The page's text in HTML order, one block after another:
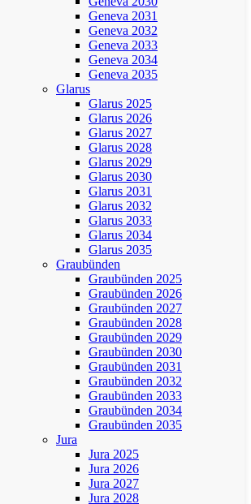
Geneva 2031
Geneva 2032
Geneva 2033
Geneva 2034
Geneva 2035
Glarus
Glarus 2025
Glarus 2026
Glarus 2027
Glarus 2028
Glarus 2029
Glarus 2030
Glarus 2031
Glarus 2032
Glarus 2033
Glarus 2034
Glarus 2035
Graubünden
Graubünden 2025
Graubünden 2026
Graubünden 2027
Graubünden 2028
Graubünden 2029
Graubünden 2030
Graubünden 2031
Graubünden 2032
Graubünden 2033
Graubünden 2034
Graubünden 2035
Jura
Jura 2025
Jura 2026
Jura 2027
Jura 2028